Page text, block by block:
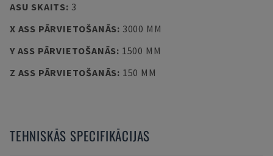
ASU SKAITS: 3
X ASS PĀRVIETOŠANĀS: 3000 MM
Y ASS PĀRVIETOŠANĀS: 1500 MM
Z ASS PĀRVIETOŠANĀS: 150 MM
TEHNISKĀS SPECIFIKĀCIJAS